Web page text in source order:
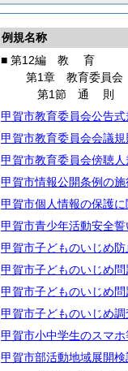
例規名称
■ 第12編 教 育
第1章 教育委員会
第1節 通 則
甲賀市教育委員会公告式
甲賀市教育委員会会議規
甲賀市教育委員会傍聴人
甲賀市情報公開条例の
甲賀市個人情報の保護
甲賀市青少年活動安全誓
甲賀市子どものいじめ防
甲賀市子どものいじめ
甲賀市子どものいじめ
甲賀市子どものいじめ調
甲賀市小中学生のスマ
甲賀市部活動地域展開